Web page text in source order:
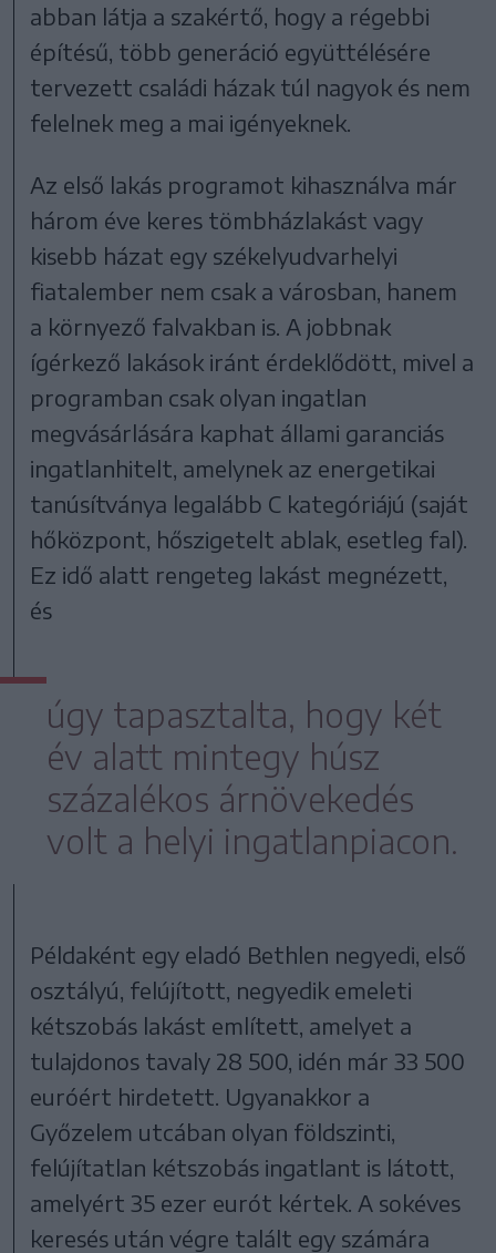
abban látja a szakértő, hogy a régebbi
építésű, több generáció együttélésére
tervezett családi házak túl nagyok és nem
felelnek meg a mai igényeknek.
Az első lakás programot kihasználva már
három éve keres tömbházlakást vagy
kisebb házat egy székelyudvarhelyi
fiatalember nem csak a városban, hanem
a környező falvakban is. A jobbnak
ígérkező lakások iránt érdeklődött, mivel a
programban csak olyan ingatlan
megvásárlására kaphat állami garanciás
ingatlanhitelt, amelynek az energetikai
tanúsítványa legalább C kategóriájú (saját
hőközpont, hőszigetelt ablak, esetleg fal).
Ez idő alatt rengeteg lakást megnézett,
és
úgy tapasztalta, hogy két
év alatt mintegy húsz
százalékos árnövekedés
volt a helyi ingatlanpiacon.
Példaként egy eladó Bethlen negyedi, első
osztályú, felújított, negyedik emeleti
kétszobás lakást említett, amelyet a
tulajdonos tavaly 28 500, idén már 33 500
euróért hirdetett. Ugyanakkor a
Győzelem utcában olyan földszinti,
felújítatlan kétszobás ingatlant is látott,
amelyért 35 ezer eurót kértek. A sokéves
keresés után végre talált egy számára